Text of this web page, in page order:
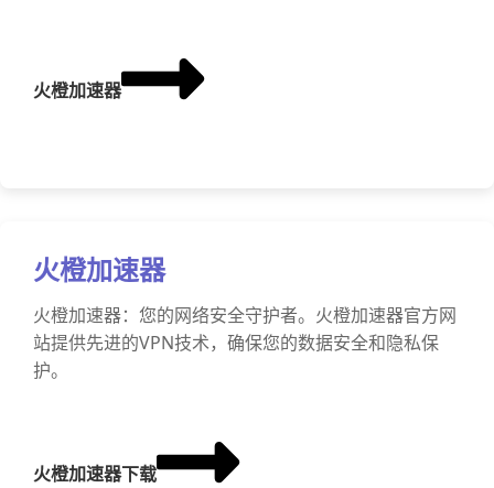
火橙加速器
火橙加速器
火橙加速器：您的网络安全守护者。火橙加速器官方网
站提供先进的VPN技术，确保您的数据安全和隐私保
护。
火橙加速器下载